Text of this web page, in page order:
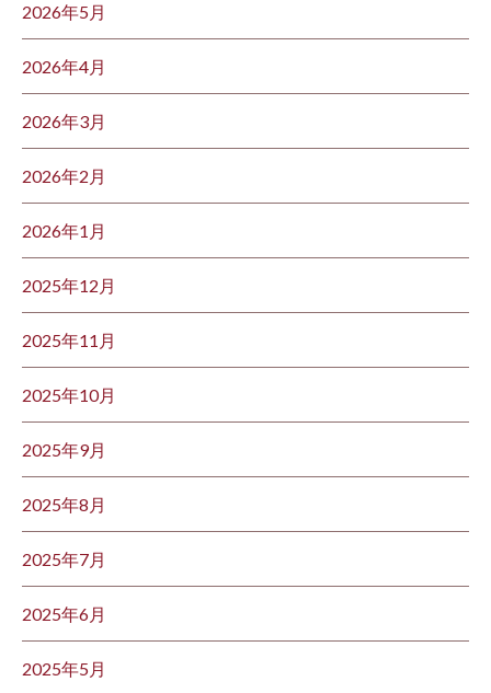
2026年5月
2026年4月
2026年3月
2026年2月
2026年1月
2025年12月
2025年11月
2025年10月
2025年9月
2025年8月
2025年7月
2025年6月
2025年5月